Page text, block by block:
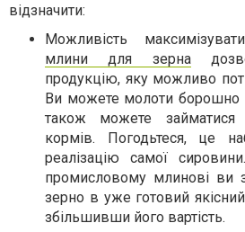
відзначити:
Можливість
млини для зерна
продукцію, яку можливо
Ви можете молоти борошно
також можете
кормів. Погодьтеся, це
реалізацію самої
промисловому млинові ви
зерно в уже готовий
збільшивши його вартість.